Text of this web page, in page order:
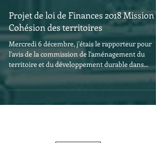
Projet de loi de Finances 2018 Mission
Cohésion des territoires
Mercredi 6 décembre, j'étais le rapporteur pour
l'avis de la commission de l'aménagement du
territoire et du développement durable dans...